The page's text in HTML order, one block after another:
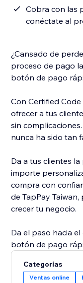
Cobra con las
conéctate al
¿Cansado de
proceso de pago
botón de pago
Con Certified
ofrecer a tus
sin
nunca ha sido tan
Da a tus clientes
importe
compra con
de TapPay
crecer tu negocio.
Da el paso hacia
botón de pago
Categorías
Ventas online